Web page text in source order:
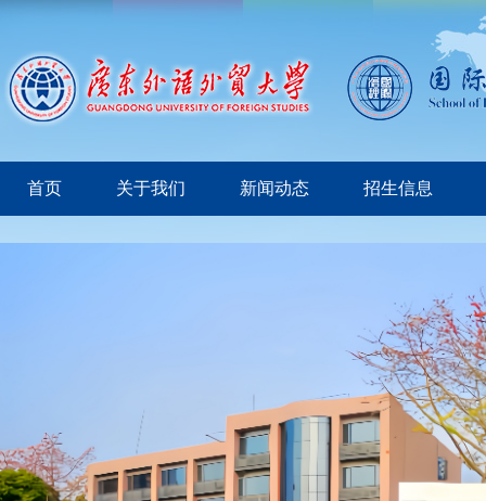
首页 关于我们 新闻动态 招生信息